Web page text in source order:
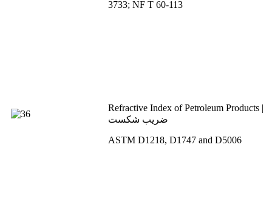
3733; NF T 60-113
Refractive Index of Petroleum Products |
ضریب شکست
ASTM D1218, D1747 and D5006